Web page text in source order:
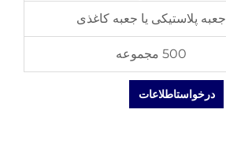
جعبه پلاستیکی یا جعبه کاغذی
500 مجموعه
درخواستاطلاعات